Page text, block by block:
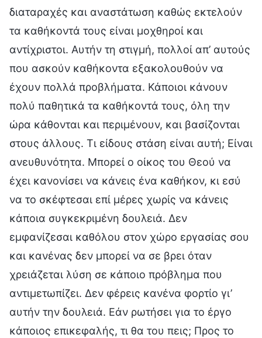
διαταραχές και αναστάτωση καθώς εκτελούν
τα καθήκοντά τους είναι μοχθηροί και
αντίχριστοι. Αυτήν τη στιγμή, πολλοί απ’ αυτούς
που ασκούν καθήκοντα εξακολουθούν να
έχουν πολλά προβλήματα. Κάποιοι κάνουν
πολύ παθητικά τα καθήκοντά τους, όλη την
ώρα κάθονται και περιμένουν, και βασίζονται
στους άλλους. Τι είδους στάση είναι αυτή; Είναι
ανευθυνότητα. Μπορεί ο οίκος του Θεού να
έχει κανονίσει να κάνεις ένα καθήκον, κι εσύ
να το σκέφτεσαι επί μέρες χωρίς να κάνεις
κάποια συγκεκριμένη δουλειά. Δεν
εμφανίζεσαι καθόλου στον χώρο εργασίας σου
και κανένας δεν μπορεί να σε βρει όταν
χρειάζεται λύση σε κάποιο πρόβλημα που
αντιμετωπίζει. Δεν φέρεις κανένα φορτίο γι’
αυτήν την δουλειά. Εάν ρωτήσει για το έργο
κάποιος επικεφαλής, τι θα του πεις; Προς το